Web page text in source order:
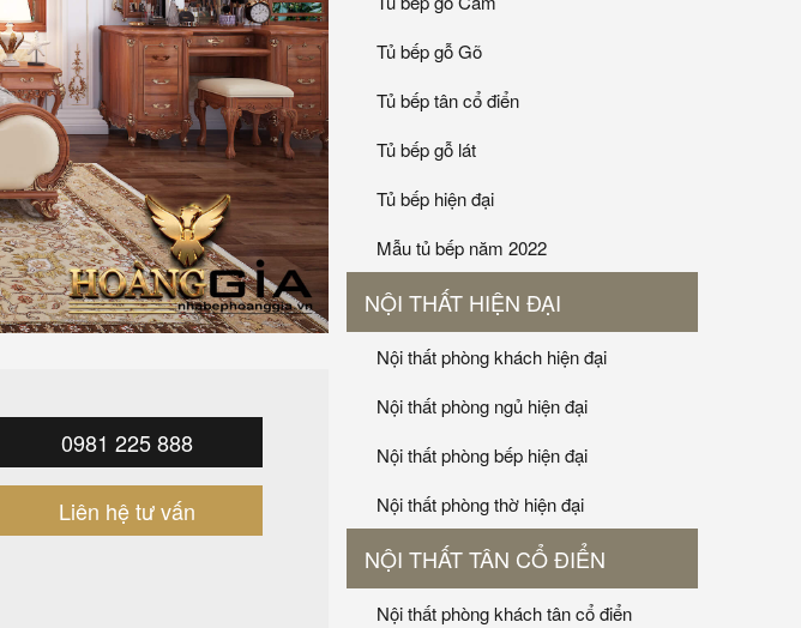
0981 225 888
Liên hệ tư vấn
Tủ bếp gỗ Gõ
Tủ bếp tân cổ điển
Tủ bếp gỗ lát
Tủ bếp hiện đại
Mẫu tủ bếp năm 2022
NỘI THẤT HIỆN ĐẠI
Nội thất phòng khách hiện đại
Nội thất phòng ngủ hiện đại
Nội thất phòng bếp hiện đại
Nội thất phòng thờ hiện đại
NỘI THẤT TÂN CỔ ĐIỂN
Nội thất phòng khách tân cổ điển